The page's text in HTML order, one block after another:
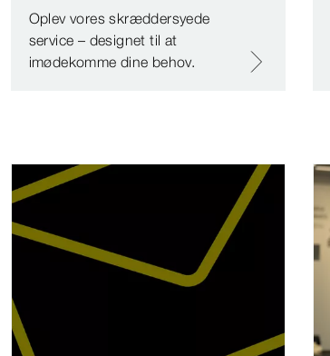
Oplev vores skræddersyede
service – designet til at
imødekomme dine behov.